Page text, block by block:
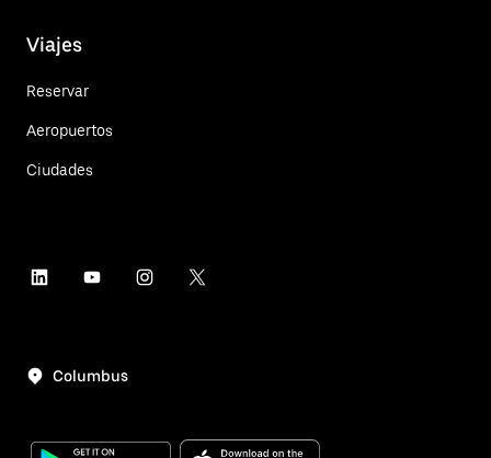
Viajes
Reservar
Aeropuertos
Ciudades
Columbus